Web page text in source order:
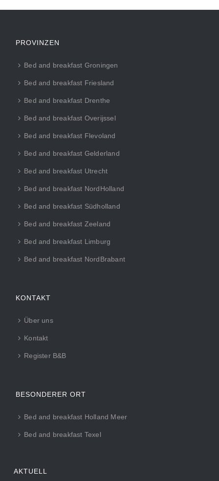
PROVINZEN
Bed and breakfast Groningen
Bed and breakfast Friesland
Bed and breakfast Drenthe
Bed and breakfast Overijssel
Bed and breakfast Flevoland
Bed and breakfast Gelderland
Bed and breakfast Utrecht
Bed and breakfast NordHolland
Bed and breakfast Südholland
Bed and breakfast Zeeland
Bed and breakfast Limburg
Bed and breakfast NordBrabant
KONTAKT
Über uns
Kontakt
Register B&B
BESONDERER ORT
Bed and breakfast Holland Meer
Bed and breakfast Texel
AKTUELL